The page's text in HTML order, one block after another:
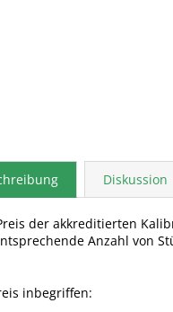
Diskussion
der akkreditierten
Anzahl von
inbegriffen: